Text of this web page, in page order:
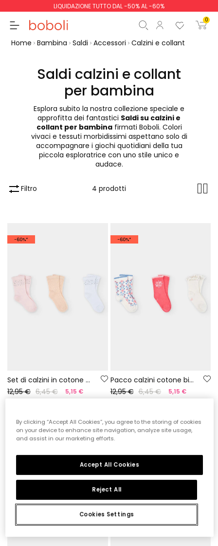
LIQUIDAZIONE TUTTO DAL -50% AL -60%
0
Totale 0,00 €
Continua Inizio ordine
Home Bambina Saldi Accessori Calzini e collant
Saldi calzini e collant
per bambina
Esplora subito la nostra collezione speciale e
approfitta dei fantastici Saldi su calzini e
collant per bambinafirmati Boboli. Colori
vivaci e tessuti morbidissimi aspettano solo di
accompagnare i giochi quotidiani della tua
piccola esploratrice con uno stile unico e
audace.
Filtro 4 prodotti
-60%*
Set di calzini in cotone tinta unita
12,95 € 6,45 € 5,15 €
-60%*
Pacco calzini cotone bianco
12,95 € 6,45 € 5,15 €
-60%* -60%*
By clicking “Accept All Cookies”, you agree to the storing of cookies
on your device to enhance site navigation, analyze site usage,
and assist in our marketing efforts.
Cookies Settings
Reject All
Accept All Cookies